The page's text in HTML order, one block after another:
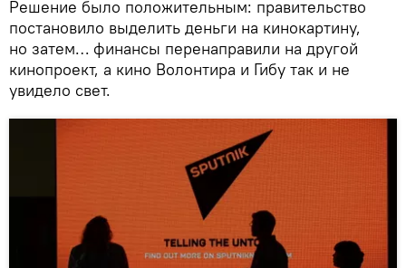
Решение было положительным: правительство
постановило выделить деньги на кинокартину,
но затем… финансы перенаправили на другой
кинопроект, а кино Волонтира и Гибу так и не
увидело свет.